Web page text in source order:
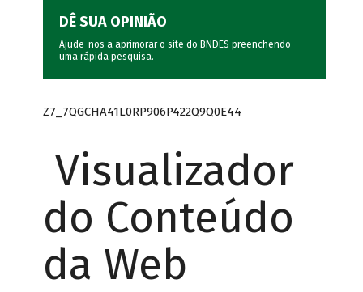
DÊ SUA OPINIÃO
Ajude-nos a aprimorar o site do BNDES preenchendo
uma rápida pesquisa.
Z7_7QGCHA41L0RP906P422Q9Q0E44
Visualizador
do Conteúdo
da Web